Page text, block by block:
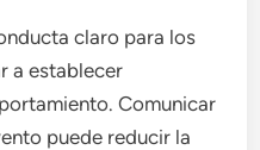
claro para los
a establecer
Comunicar
puede reducir la